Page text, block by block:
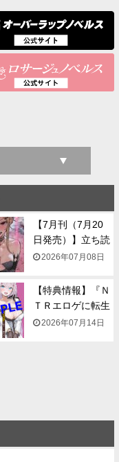
【7月刊（7月20
日発売）】立ち読
み...2026年07月08日
【特典情報】『Ｎ
ＴＲエロゲに転生
して...
2026年07月14日